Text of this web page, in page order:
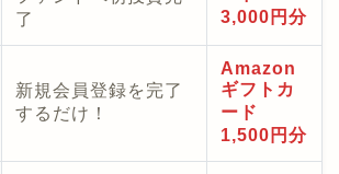
了
3,000円分
新規会員登録を完了
するだけ！
Amazon
ギフトカ
ード
1,500円分